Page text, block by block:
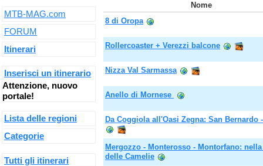
Nome
8 di Oropa
Rollercoaster + Verezzi balcone
Nizza Val Sarmassa
Anello di Mornese
Da Coggiola all'Oasi Zegna: San Bernardo
Mergozzo - Monterosso - Montorfano:
delle Camelie
MTB-MAG.com
FORUM
Itinerari
Inserisci un itinerario
Attenzione, nuovo
portale!
Lista delle regioni
Categorie
Tutti gli itinerari